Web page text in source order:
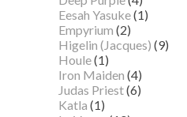
Eesah Yasuke(1)
Empyrium (2)
Higelin (Jacques) (9)
Houle(1)
Iron Maiden (4)
Judas Priest(6)
Katla (1)